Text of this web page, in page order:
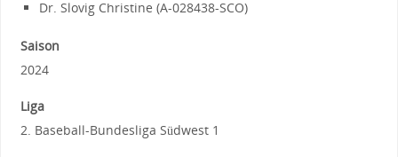
Dr. Slovig Christine (A-028438-SCO)
Saison
2024
Liga
2. Baseball-Bundesliga Südwest 1